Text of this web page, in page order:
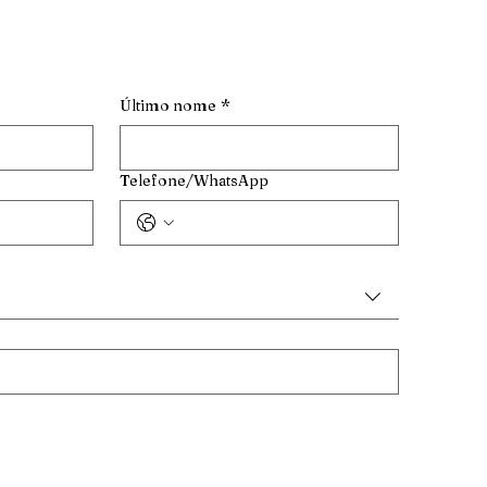
Último nome *
Telefone/WhatsApp